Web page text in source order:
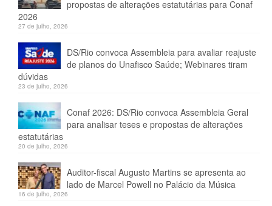
propostas de alterações estatutárias para Conaf
2026
27 de julho, 2026
DS/Rio convoca Assembleia para avaliar reajuste
de planos do Unafisco Saúde; Webinares tiram
dúvidas
23 de julho, 2026
Conaf 2026: DS/Rio convoca Assembleia Geral
para analisar teses e propostas de alterações
estatutárias
20 de julho, 2026
Auditor-fiscal Augusto Martins se apresenta ao
lado de Marcel Powell no Palácio da Música
16 de julho, 2026